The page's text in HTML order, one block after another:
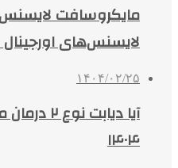
مایکروسافت
لایسنس‌های اورجینال
۱۴۰۴/۰۲/۲۵
آیا دیابت
۱۴۰۴